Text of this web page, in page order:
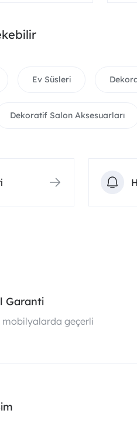
Ev Süsleri
Dekoratif Salon Aksesuarları
Garanti
mobilyalarda geçerli